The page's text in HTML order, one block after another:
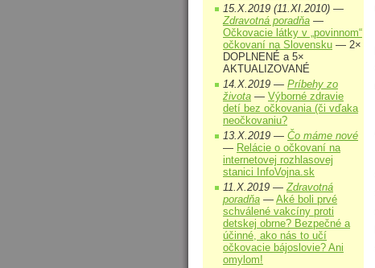
15.X.2019 (11.XI.2010) —
Zdravotná poradňa —
Očkovacie látky v „povinnom“
očkovaní na Slovensku — 2×
DOPLNENÉ a 5×
AKTUALIZOVANÉ
14.X.2019 — Príbehy zo
života — Výborné zdravie
detí bez očkovania (či vďaka
neočkovaniu?
13.X.2019 — Čo máme nové
— Relácie o očkovaní na
internetovej rozhlasovej
stanici InfoVojna.sk
11.X.2019 —Zdravotná
poradňa — Aké boli prvé
schválené vakcíny proti
detskej obrne? Bezpečné a
účinné, ako nás to učí
očkovacie bájoslovie? Ani
omylom!